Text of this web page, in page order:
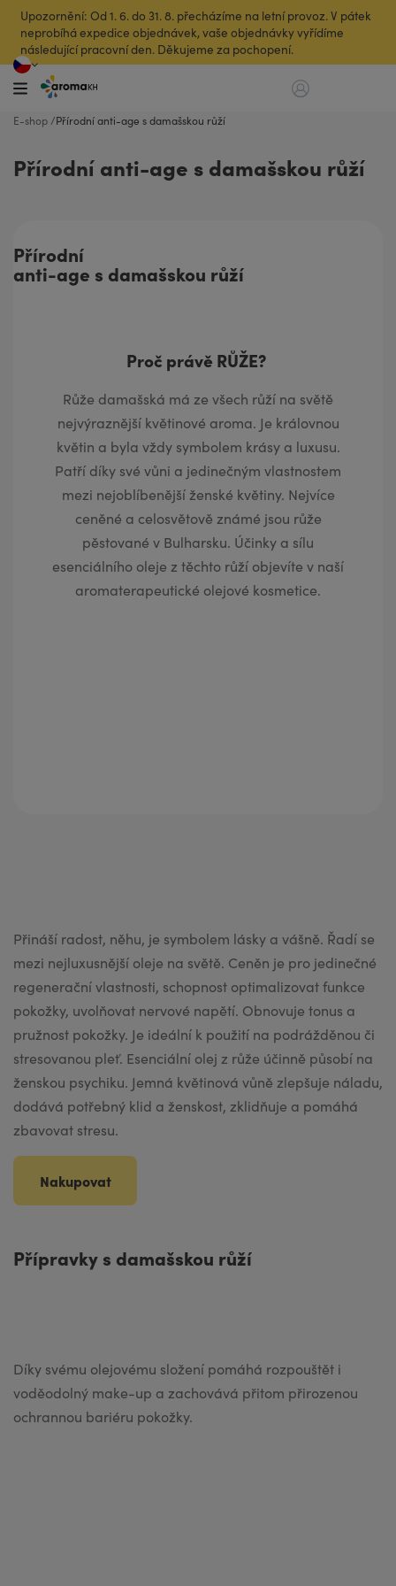
Upozornění: Od 1. 6. do 31. 8. přecházíme na letní provoz. V pátek
neprobíhá expedice objednávek, vaše objednávky vyřídíme
následující pracovní den. Děkujeme za pochopení.
E-shop Přírodní anti-age s damašskou růží
Přírodní anti-age s damašskou růží
Proč právě RŮŽE?
Růže damašská má ze všech růží na světě
nejvýraznější květinové aroma. Je královnou
květin a byla vždy symbolem krásy a luxusu.
Patří díky své vůni a jedinečným vlastnostem
mezi nejoblíbenější ženské květiny. Nejvíce
ceněné a celosvětově známé jsou růže
pěstované v Bulharsku. Účinky a sílu
esenciálního oleje z těchto růží objevíte v naší
aromaterapeutické olejové kosmetice.
Přípravky s damašskou růží